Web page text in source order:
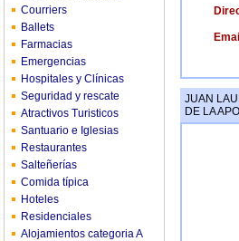
Courriers
Ballets
Farmacias
Emergencias
Hospitales y Clínicas
Seguridad y rescate
Atractivos Turisticos
Santuario e Iglesias
Restaurantes
Salteñerías
Comida típica
Hoteles
Residenciales
Alojamientos categoria A
JUAN
DE LA APO